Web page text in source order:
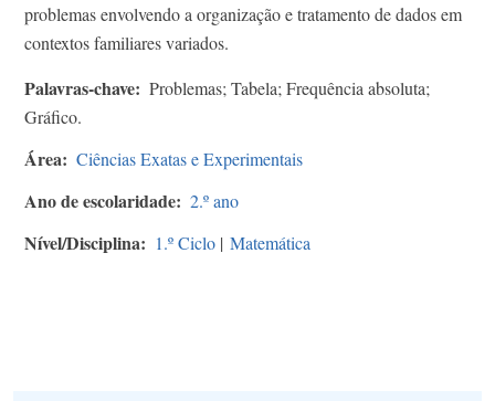
problemas envolvendo a organização e tratamento de dados em
contextos familiares variados.
Palavras-chave
Problemas; Tabela; Frequência absoluta;
Gráfico.
Área Ciências Exatas e Experimentais
Ano de escolaridade 2.º ano
Nível/Disciplina 1.º Ciclo | Matemática